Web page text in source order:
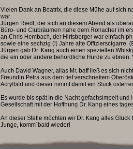
Vielen Dank an Beatrix, die diese Mühe auf sich
war.
Jürgen Riedl, der sich an diesem Abend als
Büro- und Clubräumen nahe dem Ronacher im
an Chris Hembach, der Hirtsberger war einfach
sowie eine sechzig (!) Jahre alte Offizierscigarre.
Jürgen gab Dr. Kang auch einen speziellen
die ein oder andere behördliche Hürde zu
Auch David Wagner, alias Mr. baff ließ es sich
Freundin Petra aus dem tief verschneitem
Acrylbild und dieser nimmt damit ein Stück
Es wurde bis spät in die Nacht gefachsimpelt
Gesellschaft mit der Hoffnung Dr. Kang eines
An dieser Stelle möchten wir Dr. Kang alles
Junge, komm´bald wieder!